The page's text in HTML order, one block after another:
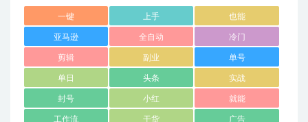
一键 上手 也能
亚马逊 全自动 冷门
剪辑 副业 单号
单日 头条 实战
封号 小红 就能
工作流 干货 广告